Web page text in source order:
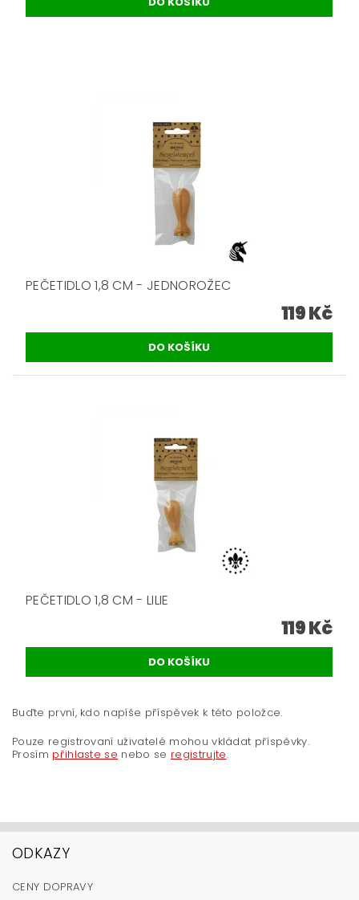
PEČETIDLO 1,8 CM - JEDNOROŽEC
119 Kč
PEČETIDLO 1,8 CM - LILIE
119 Kč
Buďte první, kdo napíše příspěvek k této položce.
Pouze registrovaní uživatelé mohou vkládat příspěvky.
Prosím přihlaste se nebo se registrujte.
ODKAZY
CENY DOPRAVY